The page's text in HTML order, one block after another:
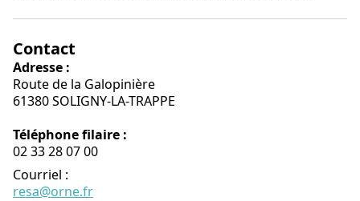
Contact
Adresse :
Route de la Galopinière
61380 SOLIGNY-LA-TRAPPE
Téléphone filaire :
02 33 28 07 00
Courriel :
resa@orne.fr